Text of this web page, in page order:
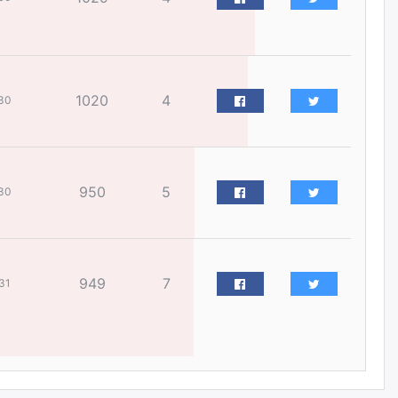
болтлоо тэнэгэрчихсэн гэж үү?
замын хөдөлгөөнийг
хэсэгчлэн хаана
Эрх зүйн үндэслэл нь
тодорхойгүй “гадаад элч
нарын” томилгоо
COP17 хурлын үеэр 5
1020 4
950 5
949 7